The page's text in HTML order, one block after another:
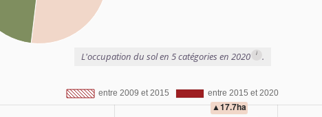
L'occupation du sol en 5 catégories en 2020 i .